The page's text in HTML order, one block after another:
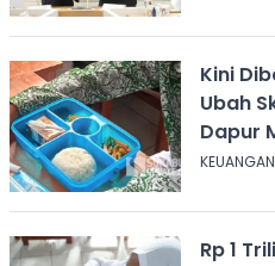
Kini
Ubah
Dapur
KEUANGAN
Rp 1